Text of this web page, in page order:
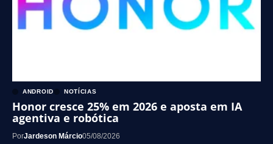
ANDROID NOTÍCIAS
Honor cresce 25% em 2026 e aposta em IA
agentiva e robótica
PorJardeson Márcio05/08/2026